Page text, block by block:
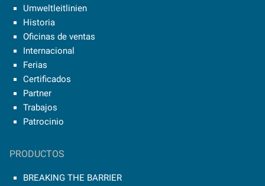
Umweltleitlinien
Historia
Oficinas de ventas
Internacional
Ferias
Certificados
Partner
Trabajos
Patrocinio
PRODUCTOS
BREAKING THE BARRIER